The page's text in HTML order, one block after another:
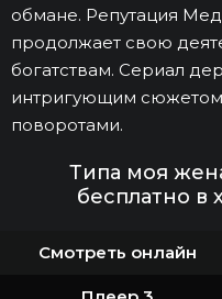
обмане. Репутация
продолжает свою
богатствам. Сериал
интригующим
поворотами.
Типа моя
бесплатно в
Смотреть онлайн